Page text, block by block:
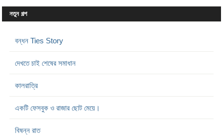
নতুন গল্প
বন্ধন Ties Story
দেখতে চাই শেষের সমাধান
কালরাত্রি
একটি ফেসবুক ও রাজার ছোট মেয়ে।
বিষন্ন রাত